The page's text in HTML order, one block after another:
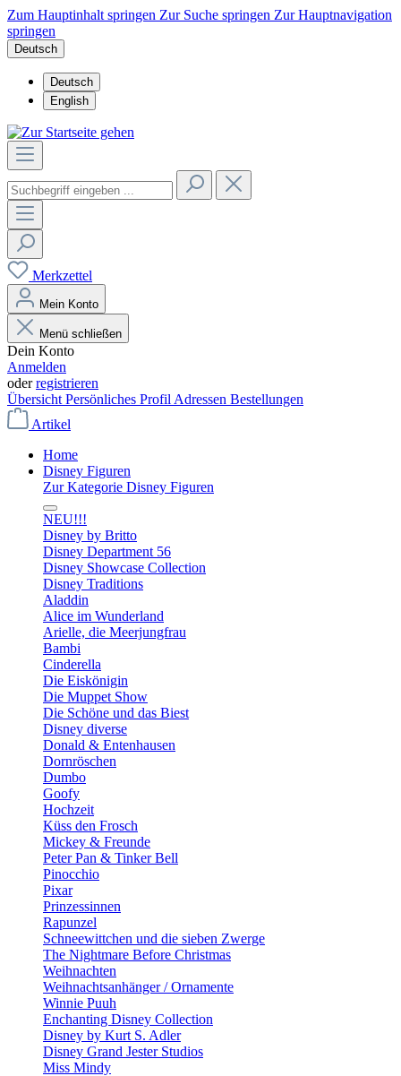
Zum Hauptinhalt springen Zur Suche springen Zur Hauptnavigation
springen
Deutsch
Deutsch
English
Merkzettel
Mein Konto
Menü schließen
Dein Konto
Anmelden
oderregistrieren
Übersicht Persönliches Profil Adressen Bestellungen
Artikel
Home
Disney Figuren
Zur Kategorie Disney Figuren
NEU!!!
Disney by Britto
Disney Department 56
Disney Showcase Collection
Disney Traditions
Aladdin
Alice im Wunderland
Arielle, die Meerjungfrau
Bambi
Cinderella
Die Eiskönigin
Die Muppet Show
Die Schöne und das Biest
Disney diverse
Donald & Entenhausen
Dornröschen
Dumbo
Goofy
Hochzeit
Küss den Frosch
Mickey & Freunde
Peter Pan & Tinker Bell
Pinocchio
Pixar
Prinzessinnen
Rapunzel
Schneewittchen und die sieben Zwerge
The Nightmare Before Christmas
Weihnachten
Weihnachtsanhänger / Ornamente
Winnie Puuh
Enchanting Disney Collection
Disney by Kurt S. Adler
Disney Grand Jester Studios
Miss Mindy